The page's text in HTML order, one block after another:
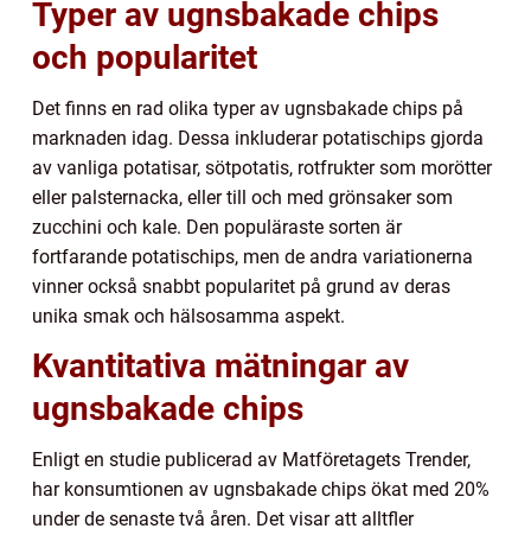
Typer av ugnsbakade chips
och popularitet
Det finns en rad olika typer av ugnsbakade chips på
marknaden idag. Dessa inkluderar potatischips gjorda
av vanliga potatisar, sötpotatis, rotfrukter som morötter
eller palsternacka, eller till och med grönsaker som
zucchini och kale. Den populäraste sorten är
fortfarande potatischips, men de andra variationerna
vinner också snabbt popularitet på grund av deras
unika smak och hälsosamma aspekt.
Kvantitativa mätningar av
ugnsbakade chips
Enligt en studie publicerad av Matföretagets Trender,
har konsumtionen av ugnsbakade chips ökat med 20%
under de senaste två åren. Det visar att alltfler